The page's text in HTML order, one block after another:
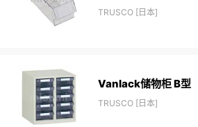
TRUSCO [日本]
Vanlack储物柜 B型
TRUSCO [日本]